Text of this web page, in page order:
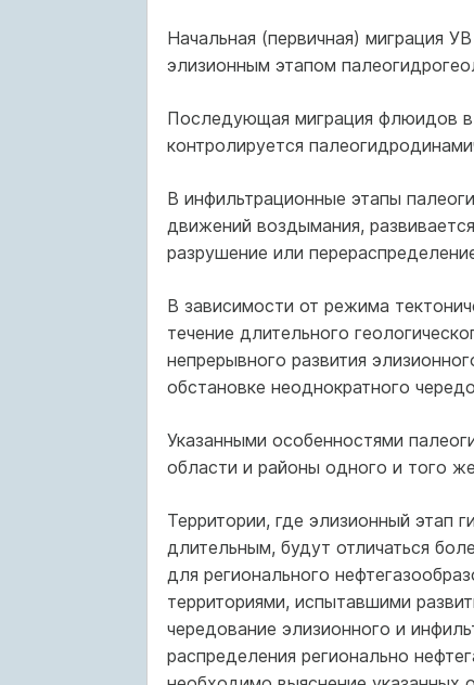
Начальная (первичная) миграция
элизионным этапом
Последующая миграция флюидов в
контролируется
В инфильтрационные этапы
движений воздымания,
разрушение или
В зависимости от режима
течение длительного
непрерывного развития
обстановке неоднократного
Указанными особенностями
области и районы одного и того
Территории, где элизионный этап
длительным, будут отличаться
для регионального
территориями, испытавшими
чередование элизионного и
распределения регионально